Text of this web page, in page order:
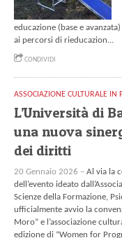
educazione (base e
ai percorsi di rieducazion...
CONDIVIDI
ASSOCIAZIONE CULTURALE IN
L’Università di
una nuova
dei diritti
20 Gennaio 2026 – Al via la
dell’evento ideato
Scienze della Formazione,
ufficialmente avvio la
Moro” e l’associazione
edizione di “Women for